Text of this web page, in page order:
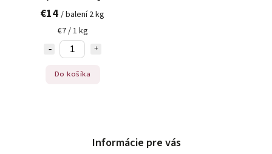
€14 / balení 2 kg
€7 / 1 kg
Do košíka
Informácie pre vás